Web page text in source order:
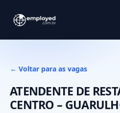
← Voltar para as vagas
ATENDENTE DE
CENTRO –